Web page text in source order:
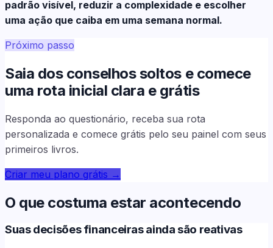
padrão visível, reduzir a complexidade e escolher
uma ação que caiba em uma semana normal.
Próximo passo
Saia dos conselhos soltos e comece
uma rota inicial clara e grátis
Responda ao questionário, receba sua rota
personalizada e comece grátis pelo seu painel com seus
primeiros livros.
Criar meu plano grátis →
O que costuma estar acontecendo
Suas decisões financeiras ainda são reativas